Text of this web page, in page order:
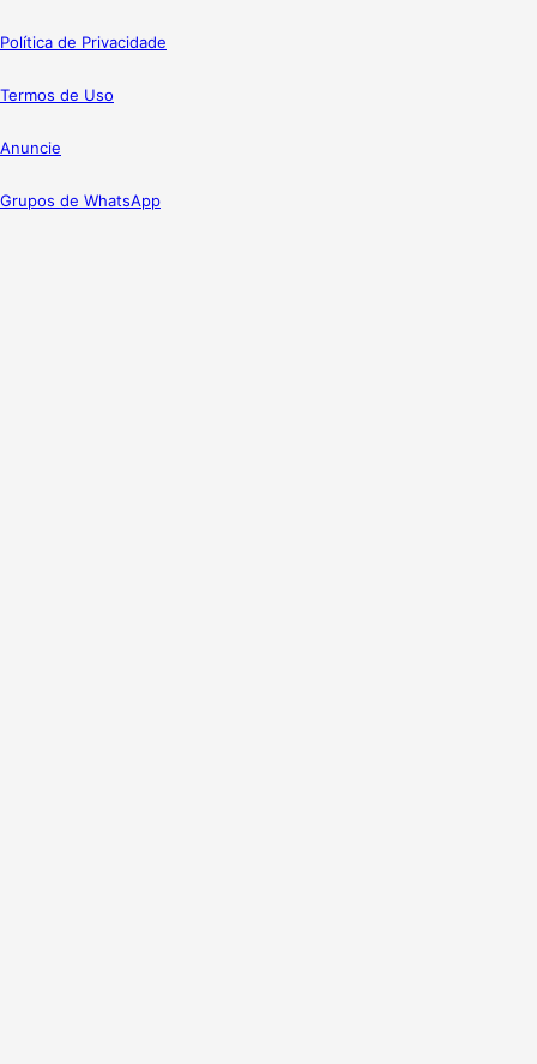
Política de Privacidade
Termos de Uso
Anuncie
Grupos de WhatsApp